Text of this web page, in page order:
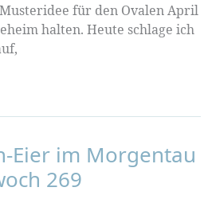
für den Ovalen April
halten. Heute schlage ich
Eier im Morgentau
269